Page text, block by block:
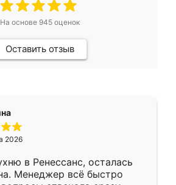
На основе 945оценок
Оставить отзыв
2026
в Ренессанс, осталась
Менеджер всё быстро